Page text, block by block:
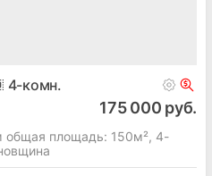
4-комн.
175 000 руб.
площадь: 150м², 4-